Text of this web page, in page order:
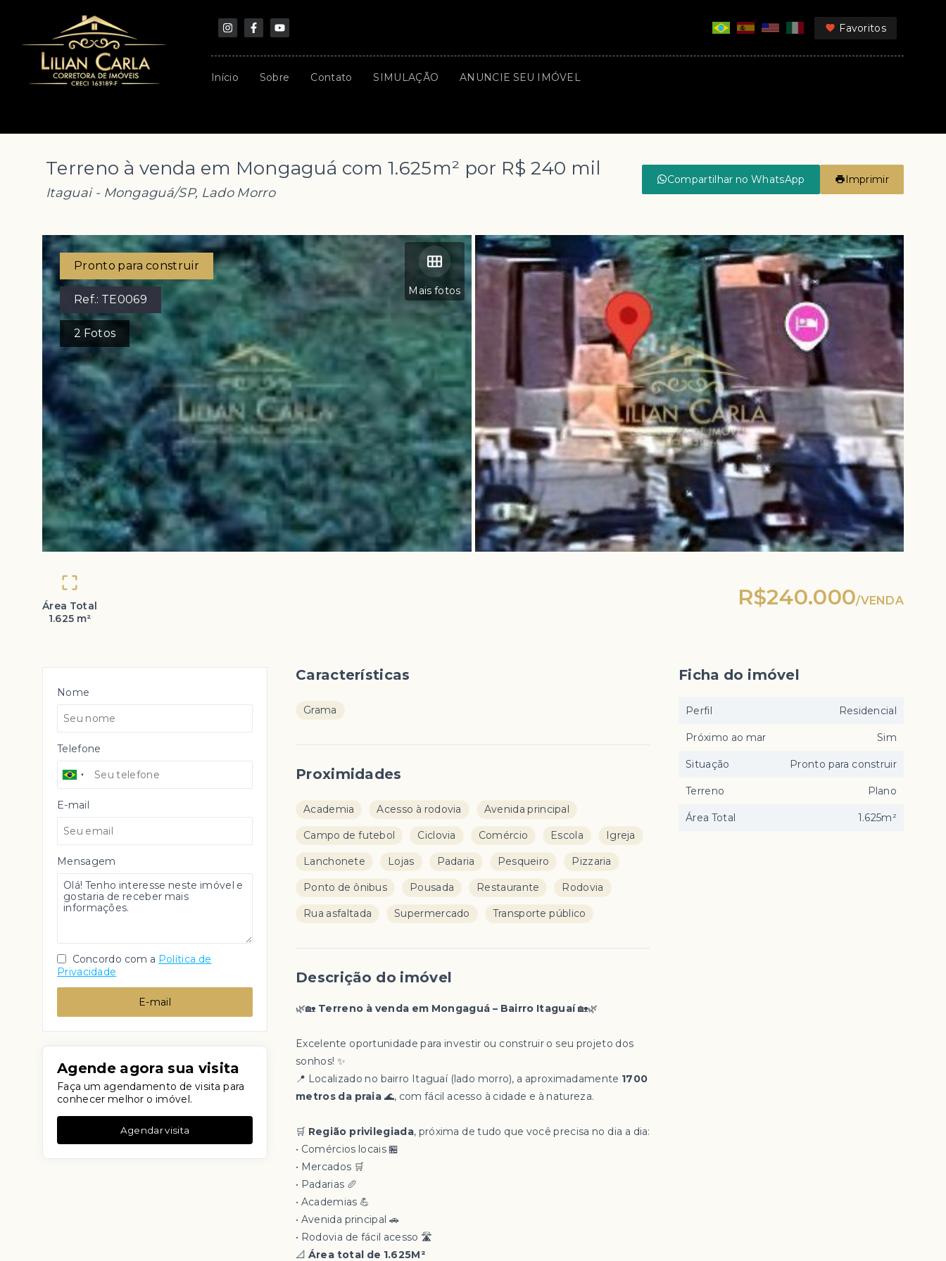
Favoritos
Início Sobre Contato SIMULAÇÃO ANUNCIE SEU IMÓVEL
Terreno à venda em Mongaguá com 1.625m² por R$ 240 mil
Itaguai - Mongaguá/SP, Lado Morro
Compartilhar no WhatsApp Imprimir
Mais fotos
Pronto para construir
Ref.: TE0069
2 Fotos
Área Total
1.625 m²
R$240.000/VENDA
Nome
Telefone
E-mail
Mensagem
Concordo com a Política de
Privacidade
E-mail
Agende agora sua visita
Faça um agendamento de visita para
conhecer melhor o imóvel.
Agendar visita
Características
Grama
Proximidades
Academia Acesso à rodovia Avenida principal
Campo de futebol Ciclovia Comércio Escola Igreja
Lanchonete Lojas Padaria Pesqueiro Pizzaria
Ponto de ônibus Pousada Restaurante Rodovia
Rua asfaltada Supermercado Transporte público
Descrição do imóvel
🌿🏡 Terreno à venda em Mongaguá – Bairro Itaguaí🏡🌿
Excelente oportunidade para investir ou construir o seu projeto dos
sonhos! ✨
📍 Localizado no bairro Itaguaí (lado morro), a aproximadamente 1700
metros da praia 🌊, com fácil acesso à cidade e à natureza.
🛒 Região privilegiada, próxima de tudo que você precisa no dia a dia:
• Comércios locais 🏪
• Mercados 🛒
• Padarias 🥖
• Academias 💪
• Avenida principal 🚗
• Rodovia de fácil acesso 🛣️
📐 Área total de 1.625M²
Ficha do imóvel
Perfil Residencial
Próximo ao mar Sim
Situação Pronto para construir
Terreno Plano
Área Total 1.625m²